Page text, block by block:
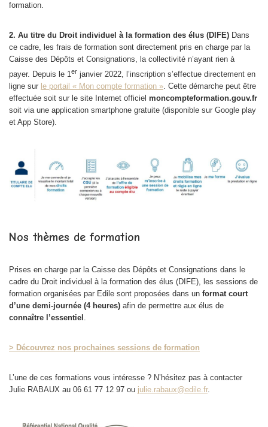
formation.
2. Au titre du Droit individuel à la formation des élus (DIFE) Dans
ce cadre, les frais de formation sont directement pris en charge par la
Caisse des Dépôts et Consignations, la collectivité n’ayant rien à
payer. Depuis le 1er janvier 2022, l’inscription s’effectue directement en
ligne sur le portail « Mon compte formation ». Cette démarche peut être
effectuée soit sur le site Internet officiel moncompteformation.gouv.fr
soit via une application smartphone gratuite (disponible sur Google play
et App Store).
Nos thèmes de formation
Prises en charge par la Caisse des Dépôts et Consignations dans le
cadre du Droit individuel à la formation des élus (DIFE), les sessions de
formation organisées par Edile sont proposées dans un format court
d’une demi-journée (4 heures) afin de permettre aux élus de
connaître l’essentiel
> Découvrez nos prochaines sessions de formation
L’une de ces formations vous intéresse ? N’hésitez pas à contacter
Julie RABAUX au 06 61 77 12 97 ou julie.rabaux@edile.fr.